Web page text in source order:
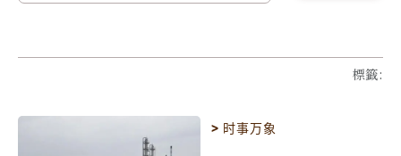
標籤:
> 时事万象